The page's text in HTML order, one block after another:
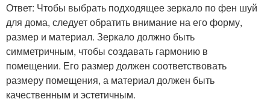
Ответ: Чтобы выбрать подходящее зеркало по фен шуй
для дома, следует обратить внимание на его форму,
размер и материал. Зеркало должно быть
симметричным, чтобы создавать гармонию в
помещении. Его размер должен соответствовать
размеру помещения, а материал должен быть
качественным и эстетичным.